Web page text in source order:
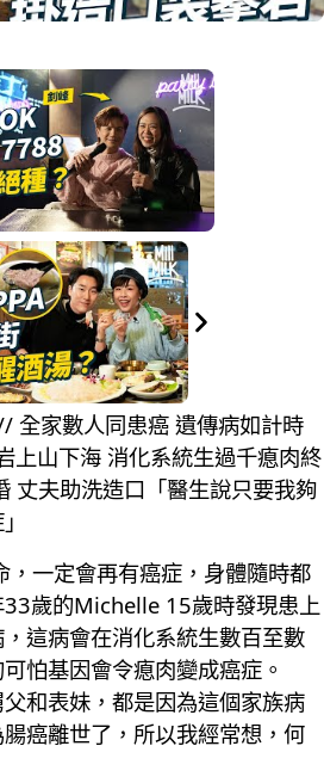
家數人同患癌 遺傳病如計時
上山下海 消化系統生過千瘜肉終
丈夫助洗造口「醫生說只要我夠
，一定會再有癌症，身體隨時都
33歲的Michelle 15歲時發現患上
這病會在消化系統生數百至數
怕基因會令瘜肉變成癌症。
父和表妹，都是因為這個家族病
癌離世了，所以我經常想，何